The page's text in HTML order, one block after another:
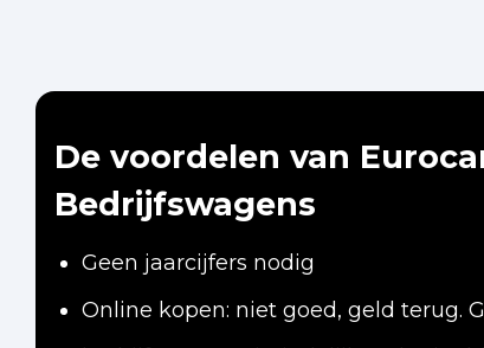
De voordelen van
Bedrijfswagens
Geen jaarcijfers nodig
Online kopen: niet goed, geld terug.